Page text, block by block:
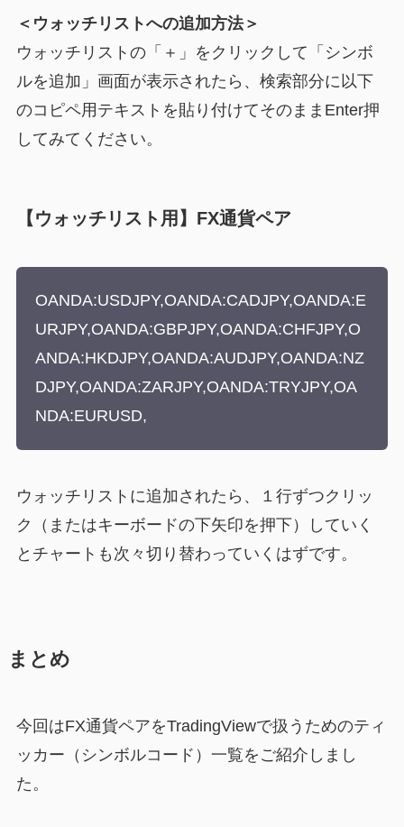
＜ウォッチリストへの追加方法＞
ウォッチリストの「＋」をクリックして「シンボ
ルを追加」画面が表示されたら、検索部分に以下
のコピペ用テキストを貼り付けてそのままEnter押
してみてください。
【ウォッチリスト用】FX通貨ペア
OANDA:USDJPY,OANDA:CADJPY,OANDA:E
URJPY,OANDA:GBPJPY,OANDA:CHFJPY,O
ANDA:HKDJPY,OANDA:AUDJPY,OANDA:NZ
DJPY,OANDA:ZARJPY,OANDA:TRYJPY,OA
NDA:EURUSD,
ウォッチリストに追加されたら、１行ずつクリッ
ク（またはキーボードの下矢印を押下）していく
とチャートも次々切り替わっていくはずです。
まとめ
今回はFX通貨ペアをTradingViewで扱うためのティ
ッカー（シンボルコード）一覧をご紹介しまし
た。